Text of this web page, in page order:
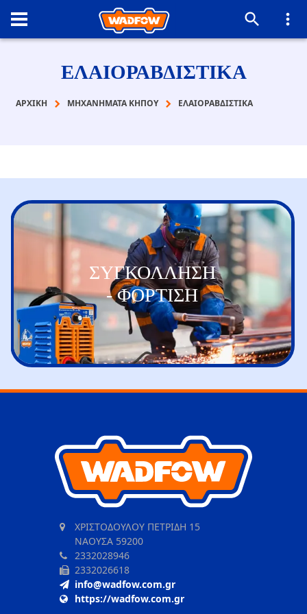
ΕΛΑΙΟΡΑΒΔΙΣΤΙΚΑ
ΑΡΧΙΚΉ ΜΗΧΑΝΗΜΑΤΑ ΚΗΠΟΥ ΕΛΑΙΟΡΑΒΔΙΣΤΙΚΑ
ΣΥΓΚΟΛΛΗΣΗ
- ΦΟΡΤΙΣΗ
ΧΡΙΣΤΟΔΟΥΛΟΥ ΠΕΤΡΙΔΗ 15
ΝΑΟΥΣΑ 59200
2332028946
2332026618
info@wadfow.com.gr
https://wadfow.com.gr